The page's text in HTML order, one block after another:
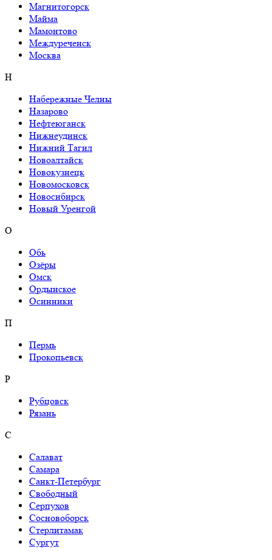
Магнитогорск
Майма
Мамонтово
Междуреченск
Москва
Н
Набережные Челны
Назарово
Нефтеюганск
Нижнеудинск
Нижний Тагил
Новоалтайск
Новокузнецк
Новомосковск
Новосибирск
Новый Уренгой
О
Обь
Озёры
Омск
Ордынское
Осинники
П
Пермь
Прокопьевск
Р
Рубцовск
Рязань
С
Салават
Самара
Санкт-Петербург
Свободный
Серпухов
Сосновоборск
Стерлитамак
Сургут